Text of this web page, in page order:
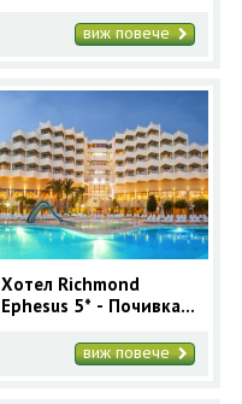
нощувки Лято 2026
виж повече
Хотел Richmond
Ephesus 5* - Почивка
нощувки Лято 2026
виж повече